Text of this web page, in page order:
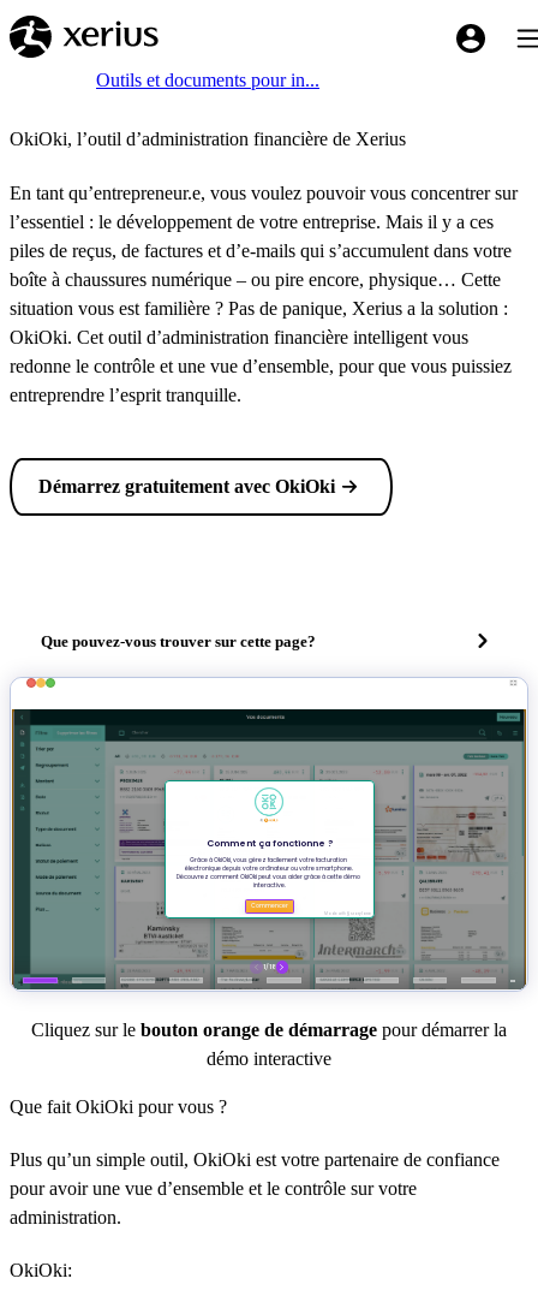
Sauter au contenu principal
My
Breadcrumb
AccueilOutils et documents pour in...
OkiOki, l’outil d’administration financière de Xerius
En tant qu’entrepreneur.e, vous voulez pouvoir vous concentrer sur
l’essentiel : le développement de votre entreprise. Mais il y a ces
piles de reçus, de factures et d’e-mails qui s’accumulent dans votre
boîte à chaussures numérique – ou pire encore, physique… Cette
situation vous est familière ? Pas de panique, Xerius a la solution :
OkiOki. Cet outil d’administration financière intelligent vous
redonne le contrôle et une vue d’ensemble, pour que vous puissiez
entreprendre l’esprit tranquille.
Démarrez gratuitement avec OkiOki
Que pouvez-vous trouver sur cette page?
Cliquez sur le bouton orange de démarrage pour démarrer la
démo interactive
Que fait OkiOki pour vous ?
Plus qu’un simple outil, OkiOki est votre partenaire de confiance
pour avoir une vue d’ensemble et le contrôle sur votre
administration.
OkiOki: